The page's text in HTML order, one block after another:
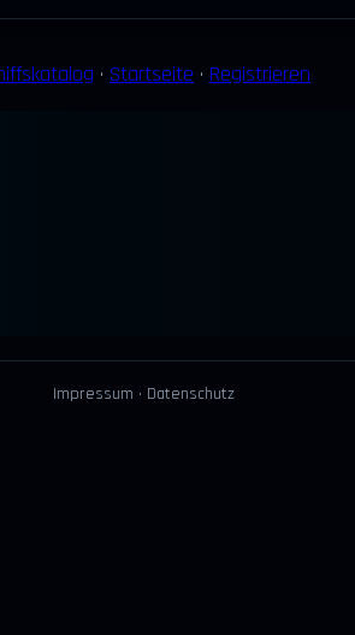
· Startseite · Registrieren
Impressum · Datenschutz